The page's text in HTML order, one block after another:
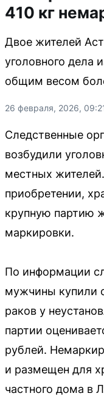
410 кг
Двое жителей
уголовного дела
общим весом
26 февраля, 2026,
Следственные
возбудили
местных
приобретении,
крупную партию
маркировки.
По информации
мужчины купили
раков у
партии
рублей.
и размещен для
частного дома в